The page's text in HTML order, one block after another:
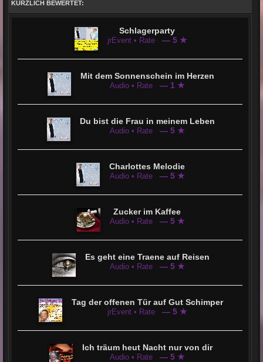
KÜRZLICH BEWERTET:
Schlagerparty
jrEvent • Rate — 5 ★
Mit dem Sonnenschein im Herzen
Audio • Rate — 1 ★
Du bist die Frau in meinem Leben
Audio • Rate — 5 ★
Charlottes Melodie
Audio • Rate — 5 ★
Zucker im Kaffee
Audio • Rate — 5 ★
Es geht eine Traene auf Reisen
Audio • Rate — 5 ★
Tag der offenen Tür auf Gut Schimper
jrEvent • Rate — 5 ★
Ich träum heut Nacht nur von dir
Audio • Rate — 5 ★